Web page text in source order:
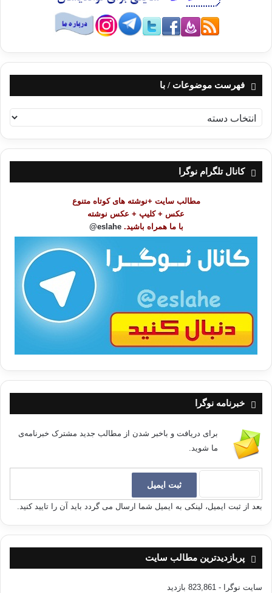
فهرست موضوعات / با
ه
ر
کانال تلگرام نوگرا
مطالب سایت +نوشته های کوتاه متنوع
عکس + کلیپ + عکس نوشته
با ما همراه باشید. eslahe@
خبرنامه نوگرا
برای دریافت و باخبر شدن از مطالب جدید مشترک خبرنامه‌ی
ما شوید.
بعد از ثبت ایمیل، لینکی به ایمیل شما ارسال می گردد باید آن را تایید کنید.
پربازدیدترین مطالب سایت
سایت نوگرا - 823,861 بازدید